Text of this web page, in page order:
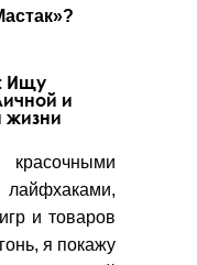
Ищу
и
жизни
и товаров
я покажу